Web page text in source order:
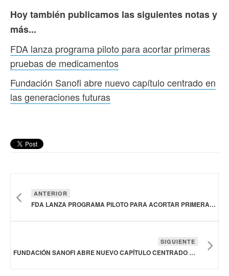
Hoy también publicamos las siguientes notas y
más...
FDA lanza programa piloto para acortar primeras
pruebas de medicamentos
Fundación Sanofi abre nuevo capítulo centrado en
las generaciones futuras
ANTERIOR
FDA LANZA PROGRAMA PILOTO PARA ACORTAR PRIMERAS PRUEBAS DE MEDICAMENTOS
SIGUIENTE
FUNDACIÓN SANOFI ABRE NUEVO CAPÍTULO CENTRADO EN LAS GENERACIONES FUTURAS